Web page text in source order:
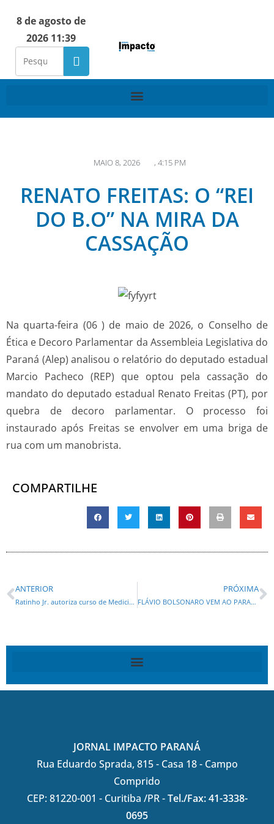
8 de agosto de
2026 11:39
MAIO 8, 2026 , 4:15 PM
RENATO FREITAS: O “REI
DO B.O” NA MIRA DA
CASSAÇÃO
Na quarta-feira (06 ) de maio de 2026, o Conselho de
Ética e Decoro Parlamentar da Assembleia Legislativa do
Paraná (Alep) analisou o relatório do deputado estadual
Marcio Pacheco (REP) que optou pela cassação do
mandato do deputado estadual Renato Freitas (PT), por
quebra de decoro parlamentar. O processo foi
instaurado após Freitas se envolver em uma briga de
rua com um manobrista.
COMPARTILHE
ANTERIOR
Ratinho Jr. autoriza curso de Medicina na Unespar, demanda histórica da região de Apucarana
PRÓXIMA
FLÁVIO BOLSONARO VEM AO PARANÁ NA PRIMEIRA VISITA COMO PRÉ- CANDIDATO À PRESIDÊNCIA
JORNAL IMPACTO PARANÁ
Rua Eduardo Sprada, 815 - Casa 18 - Campo
Comprido
CEP: 81220-001 - Curitiba /PR -Tel./Fax: 41-3338-
0695